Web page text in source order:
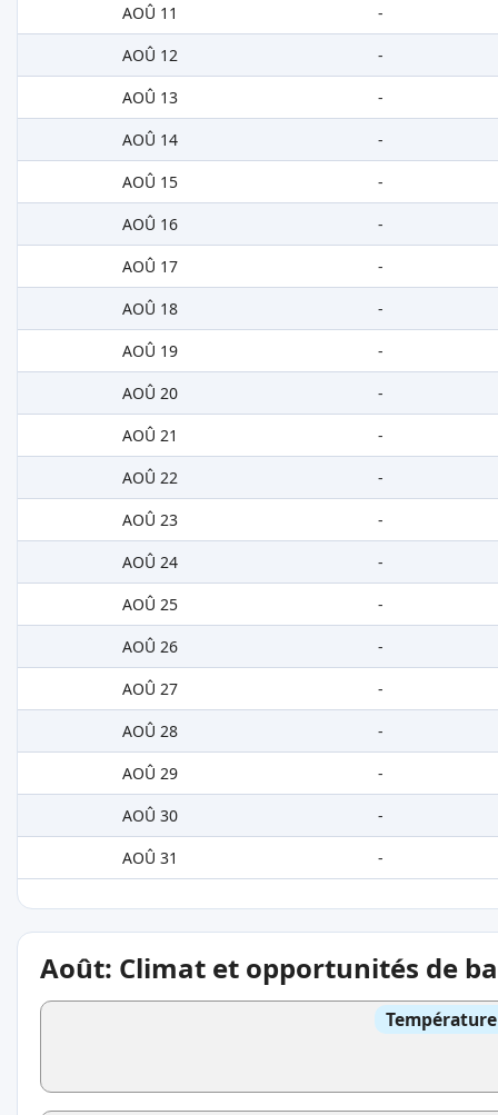
AOÛ 11
-
AOÛ 12
-
AOÛ 13
-
AOÛ 14
-
AOÛ 15
-
AOÛ 16
-
AOÛ 17
-
AOÛ 18
-
AOÛ 19
-
AOÛ 20
-
AOÛ 21
-
AOÛ 22
-
AOÛ 23
-
AOÛ 24
-
AOÛ 25
-
AOÛ 26
-
AOÛ 27
-
AOÛ 28
-
AOÛ 29
-
AOÛ 30
-
AOÛ 31
-
Août: Climat et opportunités de